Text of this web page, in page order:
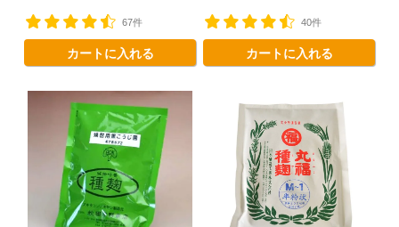
67件
カートに入れる
40件
カートに入れる